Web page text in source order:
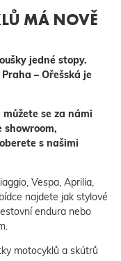
MÁ NOVĚ
jedné stopy.
– Ořešská je
se za námi
showroom,
s našimi
Vespa, Aprilia,
najdete jak stylové
endura nebo
motocyklů a skútrů